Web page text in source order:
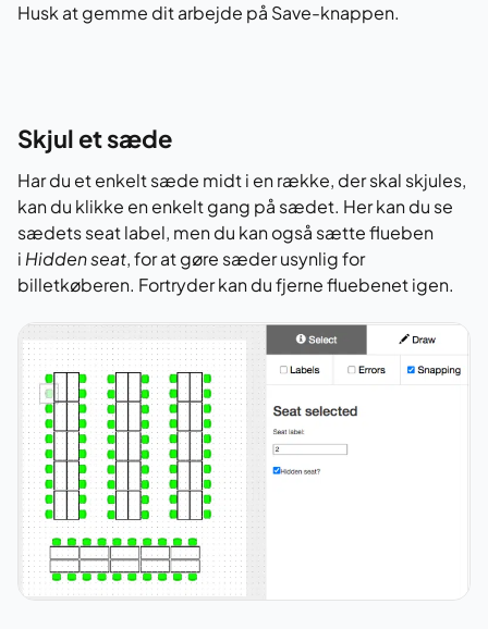
Husk at gemme dit arbejde på Save-knappen.
Skjul et sæde
Har du et enkelt sæde midt i en række, der skal skjules,
kan du klikke en enkelt gang på sædet. Her kan du se
sædets seat label, men du kan også sætte flueben
iHidden seat, for at gøre sæder usynlig for
billetkøberen. Fortryder kan du fjerne fluebenet igen.